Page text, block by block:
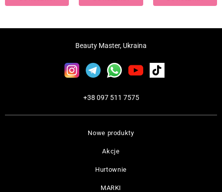
Nowe produkty
Akcje
Hurtownie
MARKI
Beauty Master, Ukraina
+38 097 511 7575